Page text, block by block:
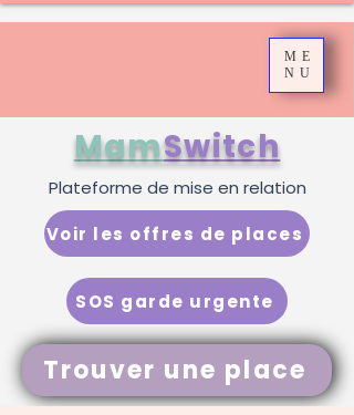
ME
NU
Trouver une place
MamSwitch
SOS garde urgente
Voir les offres de places
Plateforme de mise en relation